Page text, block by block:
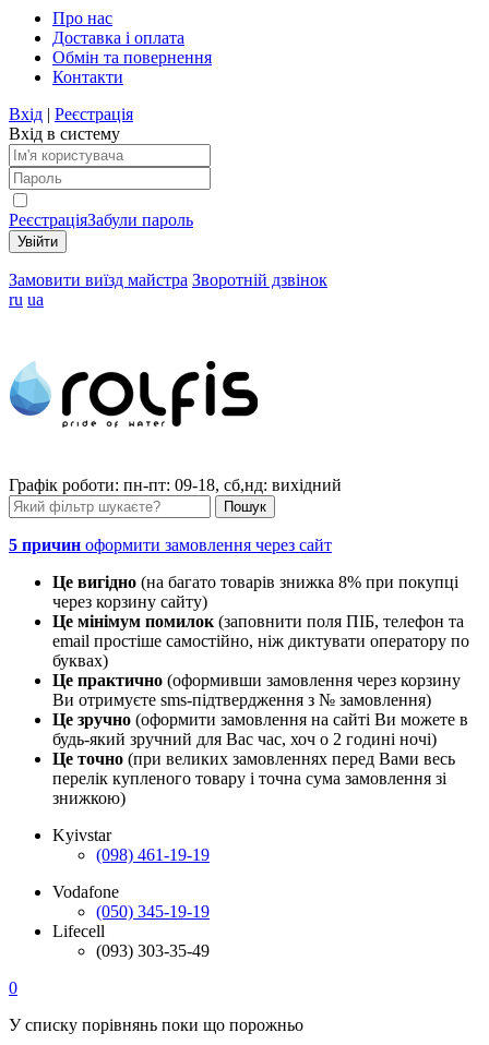
Про нас
Доставка і оплата
Обмін та повернення
Контакти
Вхід | Реєстрація
Вхід в систему
РеєстраціяЗабули пароль
Замовити виїзд майстра Зворотній дзвінок
ru ua
Графік роботи: пн-пт: 09-18, сб,нд: вихідний
5 причин оформити замовлення через сайт
Це вигідно (на багато товарів знижка 8% при покупці
через корзину сайту)
Це мінімум помилок (заповнити поля ПІБ, телефон та
email простіше самостійно, ніж диктувати оператору по
буквах)
Це практично (оформивши замовлення через корзину
Ви отримуєте sms-підтвердження з № замовлення)
Це зручно (оформити замовлення на сайті Ви можете в
будь-який зручний для Вас час, хоч о 2 годині ночі)
Це точно (при великих замовленнях перед Вами весь
перелік купленого товару і точна сума замовлення зі
знижкою)
Kyivstar
(098) 461-19-19
Vodafone
(050) 345-19-19
Lifecell
(093) 303-35-49
0
У списку порівнянь поки що порожньо